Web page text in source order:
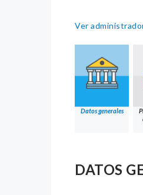
Ver
Datos generales
DATOS